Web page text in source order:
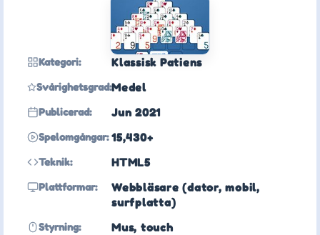
Kategori: Klassisk Patiens
Svårighetsgrad:Medel
Publicerad: Jun 2021
Spelomgångar: 15,430+
Teknik: HTML5
Plattformar:
Webbläsare (dator, mobil,
surfplatta)
Styrning: Mus, touch